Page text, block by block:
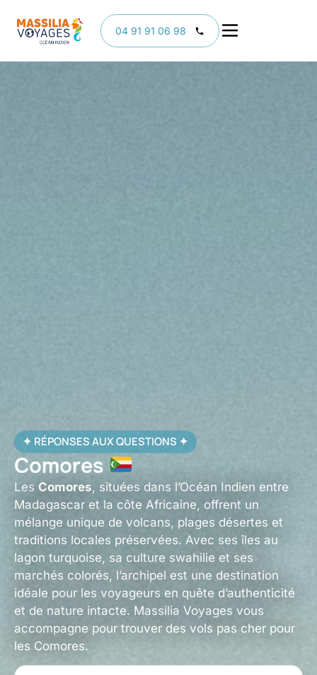
04 91 91 06 98
✦ RÉPONSES AUX QUESTIONS ✦
Comores
Les Comores, situées dans l’Océan Indien entre
Madagascar et la côte Africaine, offrent un
mélange unique de volcans, plages désertes et
traditions locales préservées. Avec ses îles au
lagon turquoise, sa culture swahilie et ses
marchés colorés, l’archipel est une destination
idéale pour les voyageurs en quête d’authenticité
et de nature intacte. Massilia Voyages vous
accompagne pour trouver des vols pas cher pour
les Comores.